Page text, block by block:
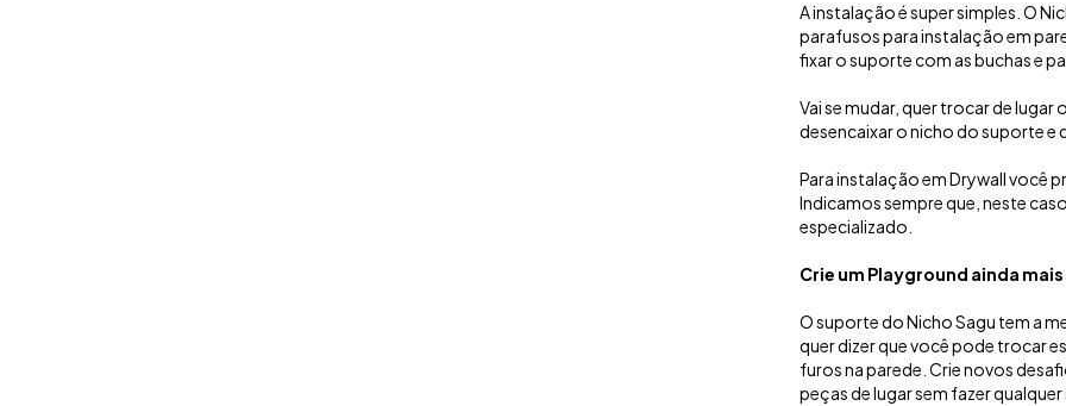
A instalação é super simples. O
parafusos para instalação em
fixar o suporte com as buchas e
Vai se mudar, quer trocar de lugar
desencaixar o nicho do suporte e
Para instalação em Drywall você
Indicamos sempre que, neste
especializado.
Crie um Playground ainda
O suporte do Nicho Sagu tem a
quer dizer que você pode trocar
furos na parede. Crie novos
peças de lugar sem fazer qualquer